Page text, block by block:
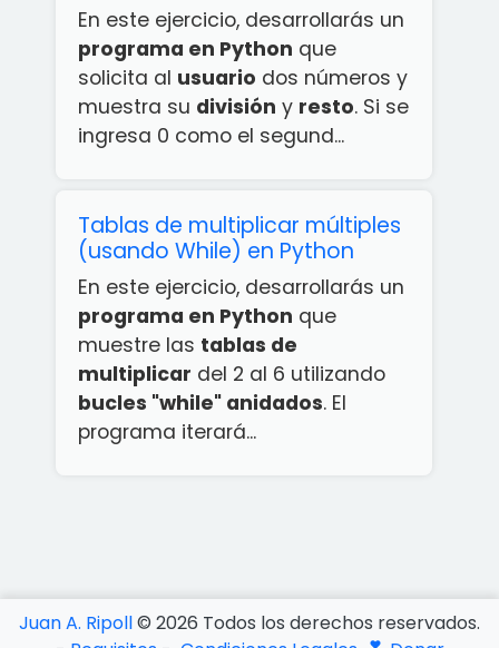
En este ejercicio, desarrollarás un
programa en Python que
solicita al usuario dos números y
muestra su división y resto. Si se
ingresa 0 como el segund...
Tablas de multiplicar múltiples
(usando While) en Python
En este ejercicio, desarrollarás un
programa en Python que
muestre las tablas de
multiplicar del 2 al 6 utilizando
bucles "while" anidados. El
programa iterará...
Juan A. Ripoll© 2026 Todos los derechos reservados.